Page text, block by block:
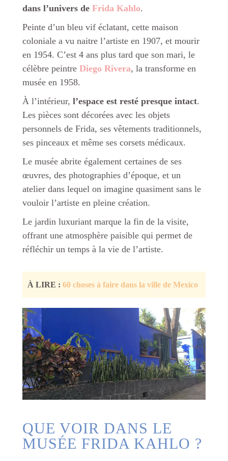
dans l’univers de Frida Kahlo.
Peinte d’un bleu vif éclatant, cette maison
coloniale a vu naitre l’artiste en 1907, et mourir
en 1954. C’est 4 ans plus tard que son mari, le
célèbre peintre Diego Rivera, la transforme en
musée en 1958.
À l’intérieur, l’espace est resté presque intact.
Les pièces sont décorées avec les objets
personnels de Frida, ses vêtements traditionnels,
ses pinceaux et même ses corsets médicaux.
Le musée abrite également certaines de ses
œuvres, des photographies d’époque, et un
atelier dans lequel on imagine quasiment sans le
vouloir l’artiste en pleine création.
Le jardin luxuriant marque la fin de la visite,
offrant une atmosphère paisible qui permet de
réfléchir un temps à la vie de l’artiste.
À LIRE : 60 choses à faire dans la ville de Mexico
QUE VOIR DANS LE
MUSÉE FRIDA KAHLO ?